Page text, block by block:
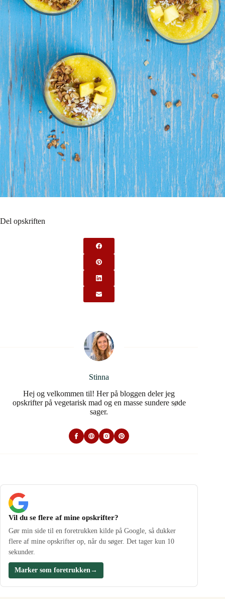
Del opskriften
Stinna
Hej og velkommen til! Her på bloggen deler jeg
opskrifter på vegetarisk mad og en masse sundere søde
sager.
Vil du se flere af mine opskrifter?
Gør min side til en foretrukken kilde på Google, så dukker
flere af mine opskrifter op, når du søger. Det tager kun 10
sekunder.
Marker som foretrukken→